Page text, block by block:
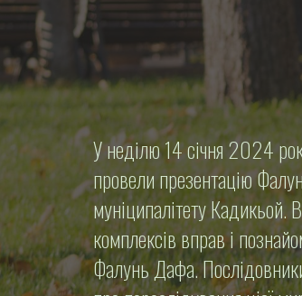
У неділю 14 січня 2024
провели презентацію
муніципалітету Кадикьой.
комплексів вправ і
Фалунь Дафа.